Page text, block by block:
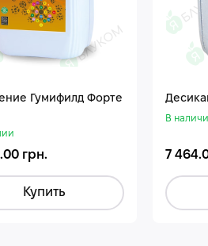
Гумифилд Форте
грн.
Купить
В
7